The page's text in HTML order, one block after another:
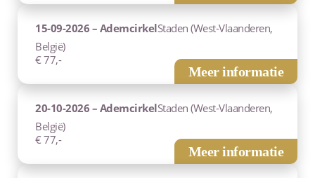
15-09-2026 – AdemcirkelStaden (West-Vlaanderen,
België)
€ 77,-
Meer informatie
20-10-2026 – AdemcirkelStaden (West-Vlaanderen,
België)
€ 77,-
Meer informatie